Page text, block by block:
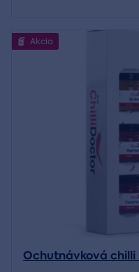
Akcia
Ochutnávková chilli